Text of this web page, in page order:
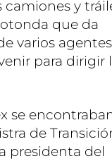
camiones y
que da
varios
para dirigir
se
de
presidenta del